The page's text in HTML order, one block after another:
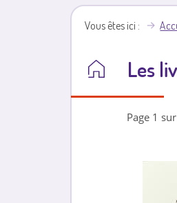
Vous êtes ici
Les
Page 1